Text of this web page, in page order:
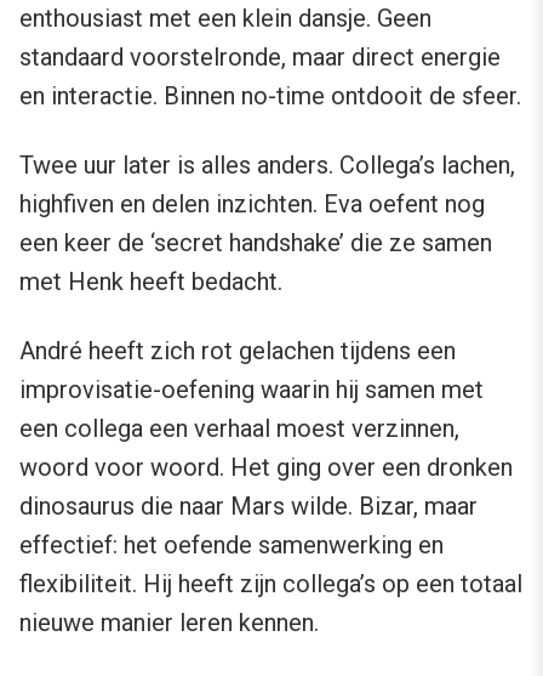
enthousiast met een klein dansje. Geen
standaard voorstelronde, maar direct energie
en interactie. Binnen no-time ontdooit de sfeer.
Twee uur later is alles anders. Collega’s lachen,
highfiven en delen inzichten. Eva oefent nog
een keer de ‘secret handshake’ die ze samen
met Henk heeft bedacht.
André heeft zich rot gelachen tijdens een
improvisatie-oefening waarin hij samen met
een collega een verhaal moest verzinnen,
woord voor woord. Het ging over een dronken
dinosaurus die naar Mars wilde. Bizar, maar
effectief: het oefende samenwerking en
flexibiliteit. Hij heeft zijn collega’s op een totaal
nieuwe manier leren kennen.